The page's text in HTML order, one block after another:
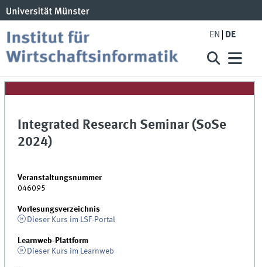
EN DE
Integrated Research Seminar (SoSe
2024)
Veranstaltungsnummer
046095
Vorlesungsverzeichnis
Dieser Kurs im LSF-Portal
Learnweb-Plattform
Dieser Kurs im Learnweb